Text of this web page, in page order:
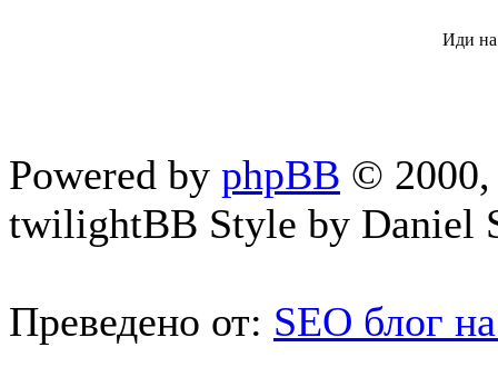
Иди
Powered by phpBB © 2000,
twilightBB Style by Daniel
Преведено от: SEO блог